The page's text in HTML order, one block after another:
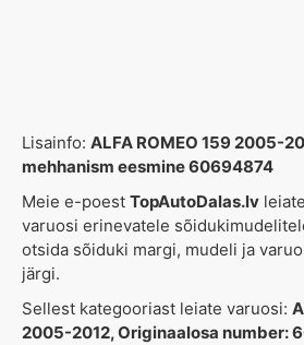
Lisainfo: ALFA ROMEO 159 2005-
mehhanism eesmine 60694874
Meie e-poest TopAutoDalas.lv
varuosi erinevatele
otsida sõiduki margi, mudeli ja
järgi.
Sellest kategooriast leiate varuosi:
2005-2012, Originaalosa number: